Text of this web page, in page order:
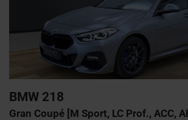
BMW 218
Gran Coupé [M Sport, LC Prof., ACC,